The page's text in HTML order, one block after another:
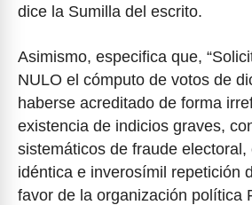
dice la Sumilla del escrito.
Asimismo, especifica que,
NULO el cómputo de votos de
haberse acreditado de forma
existencia de indicios graves,
sistemáticos de fraude
idéntica e inverosímil repetición
favor de la organización política